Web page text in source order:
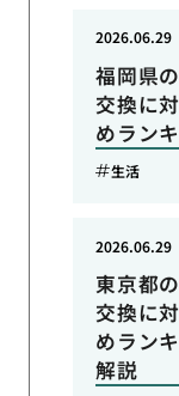
福岡県
交換に
めラン
2026.06.29
生活
東京都
交換に
めラン
解説
2026.06.29